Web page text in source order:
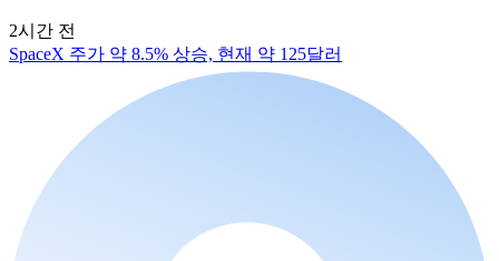
2시간 전
SpaceX 주가 약 8.5% 상승, 현재 약 125달러